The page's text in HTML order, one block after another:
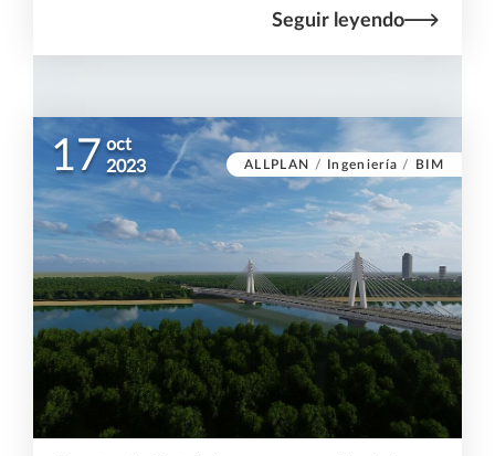
Seguir leyendo
ALLPLAN / Ingeniería / BIM
17 oct
2023